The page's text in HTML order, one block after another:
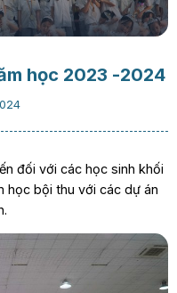
học 2023 -2024
đối với các học sinh khối
học bội thu với các dự án